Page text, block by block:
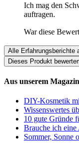
Ich mag den
auftragen.
War diese
Alle Erfahrungsberichte
Dieses Produkt
Aus unserem
DIY-Kosmetik
Wissenswertes
10 gute Gründe
Brauche ich eine
Sommer, Sonne